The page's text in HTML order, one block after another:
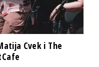
Cvek i The